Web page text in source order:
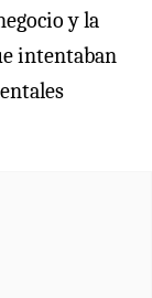
y la
intentaban